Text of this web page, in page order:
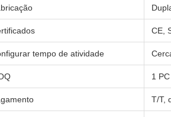
CE,
tempo de atividade
1 PC
T/T,